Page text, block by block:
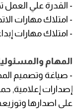
- القدرة علي العمل
- امتلاك مهارات
- امتلاك مهارات
المهام
- صياغة وتصميم
إصدارات إعلامية,
على اصدارها